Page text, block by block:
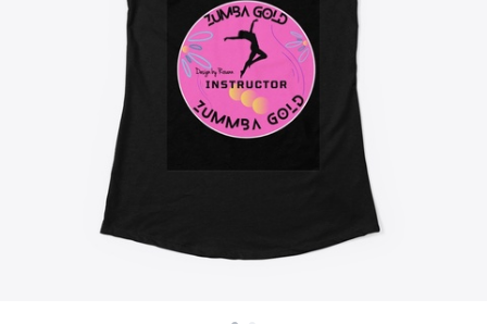
Überall verkaufen
Etwas verkaufen